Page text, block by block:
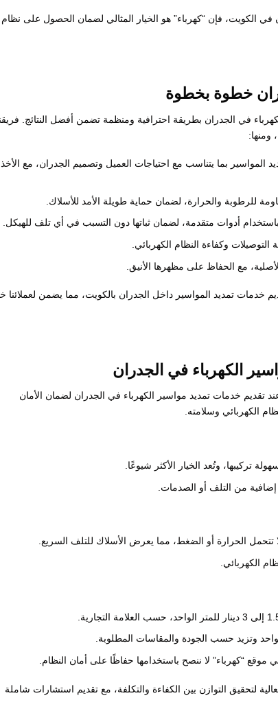
الكويت، فإن “كهرباء” هو الخيار المثالي لضمان الحصول على نظام
خطوة بخطوة
في الجدران بطريقة احترافية ومنظمة تضمن أفضل النتائج.
ومنها:
المواسير بما يتناسب مع احتياجات العميل وتصميم الجدران، مع
للرطوبة والحرارة، لضمان حماية طويلة الأمد للأسلاك.
باستخدام أدوات متقدمة، لضمان ثباتها دون التسبب في أي تلف للهيكل.
وكفاءة النظام الكهربائي.
مع الحفاظ على مظهرها الأنيق.
خدمات تمديد المواسير داخل الجدران بالكويت، مما يضمن لعملائنا
الكهرباء في الجدران
تقديم خدمات تمديد مواسير الكهرباء في الجدران لضمان الأمان
الكهربائي وسلامته.
إضافية من التلف أو الصدمات.
تتحمل الحرارة أو الضغط، مما يعرض الأسلاك للتلف السريع.
الكهربائي.
لتحقيق التوازن بين الكفاءة والتكلفة، مع تقديم استشارات شاملة